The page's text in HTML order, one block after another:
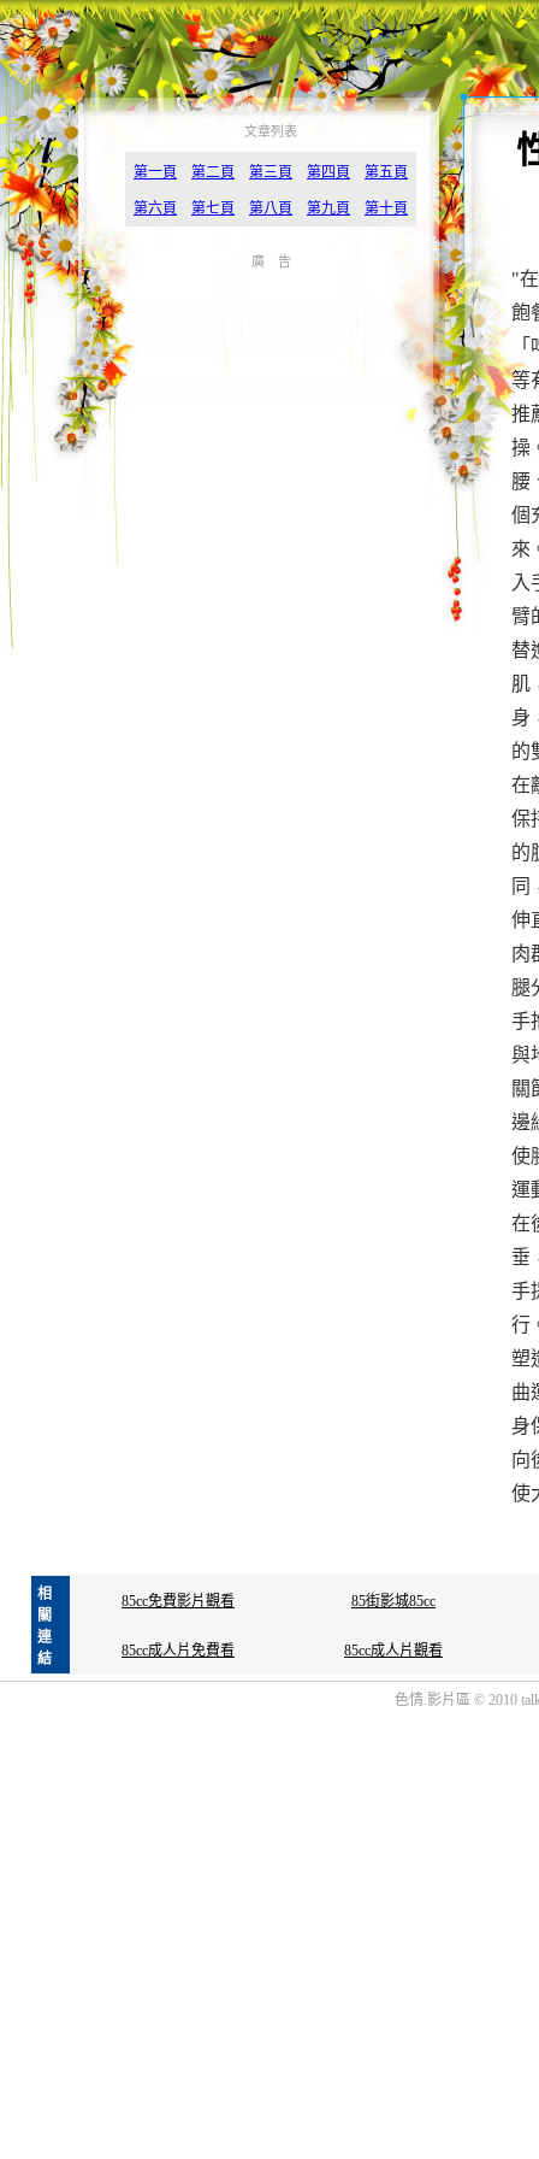
文章列表
第一頁 第二頁 第三頁 第四頁 第五頁
第六頁 第七頁 第八頁 第九頁 第十頁
廣 告
"
飽
等
推
操
腰
個
來
入
臂
替
肌
身
的
在
保
的
同
伸
肉
腿
手
與
關
邊
使
運
在
垂
手
行
塑
曲
身
向
使
相
關
連
結
85cc免費影片觀看 85街影城85cc
85cc成人片免費看 85cc成人片觀看
色情.影片區 © 2010